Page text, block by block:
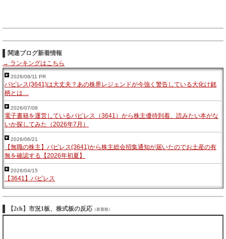
関連ブログ新着情報
→ ランキングはこちら
2026/08/11 PR
パピレス(3641)は大丈夫？あの株界レジェンドが今強く警告している大化け銘
柄とは…
2026/07/08
電子書籍を運営しているパピレス（3641）から株主優待到着、読みたい本がな
いか探してみた（2026年7月）
2026/06/21
【無職の株主】パピレス(3641)から株主総会招集通知が届いたのでお土産の有
無を確認する【2026年初夏】
2026/04/15
【3641】パピレス
【2ch】市況1板、株式板の反応 （新着順）